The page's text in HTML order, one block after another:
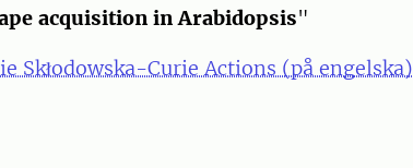
acquisition in Arabidopsis"
Curie Actions (på engelska)